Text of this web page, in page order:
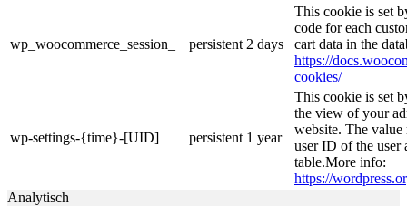
wp_woocommerce_session_ persistent 2 days
This cookie is set
code for each
cart data in the
https://
cookies/
wp-settings-{time}-[UID] persistent 1 year
This cookie is set
the view of your
website. The
user ID of the user
table.More info:
https://
Analytisch